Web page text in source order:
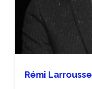
Rémi Larrousse